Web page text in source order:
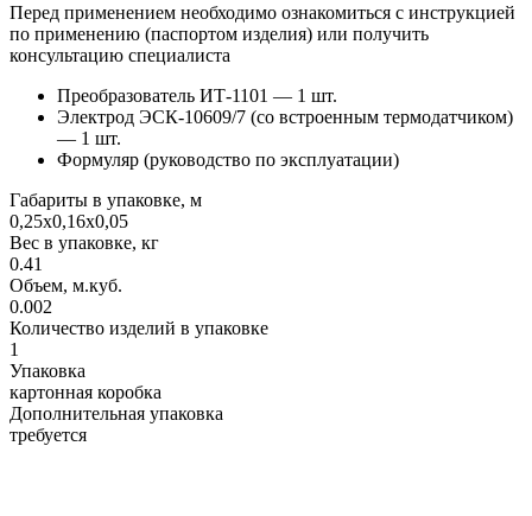
Перед применением необходимо ознакомиться с инструкцией
по применению (паспортом изделия) или получить
консультацию специалиста
Преобразователь ИТ-1101 — 1 шт.
Электрод ЭСК-10609/7 (со встроенным термодатчиком)
— 1 шт.
Формуляр (руководство по эксплуатации)
Габариты в упаковке, м
0,25х0,16х0,05
Вес в упаковке, кг
0.41
Объем, м.куб.
0.002
Количество изделий в упаковке
1
Упаковка
картонная коробка
Дополнительная упаковка
требуется